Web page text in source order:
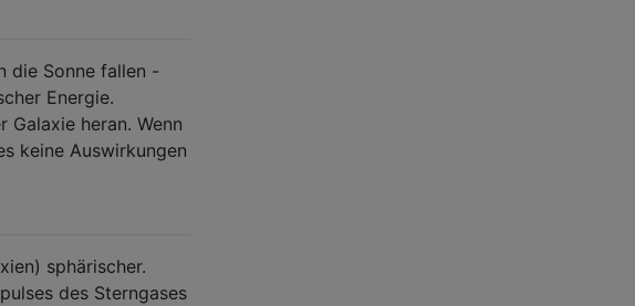
die Sonne fallen -
Energie.
heran. Wenn
keine Auswirkungen
sphärischer.
des Sterngases